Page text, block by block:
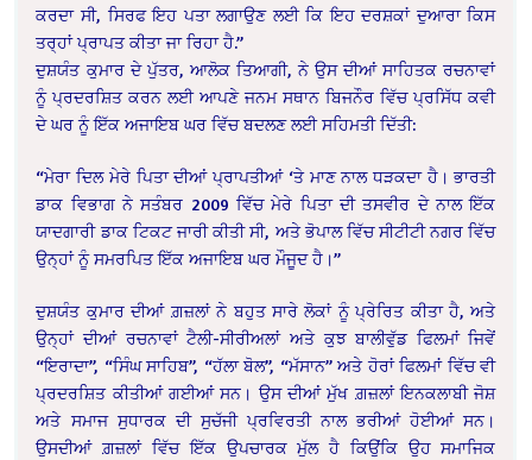
ਕਰਦਾ ਸੀ, ਸਿਰਫ ਇਹ ਪਤਾ ਲਗਾਉਣ ਲਈ ਕਿ ਇਹ ਦਰਸ਼ਕਾਂ ਦੁਆਰਾ ਕਿਸ
ਤਰ੍ਹਾਂ ਪ੍ਰਾਪਤ ਕੀਤਾ ਜਾ ਰਿਹਾ ਹੈ.”
ਦੁਸ਼ਯੰਤ ਕੁਮਾਰ ਦੇ ਪੁੱਤਰ, ਆਲੋਕ ਤਿਆਗੀ, ਨੇ ਉਸ ਦੀਆਂ ਸਾਹਿਤਕ ਰਚਨਾਵਾਂ
ਨੂੰ ਪ੍ਰਦਰਸ਼ਿਤ ਕਰਨ ਲਈ ਆਪਣੇ ਜਨਮ ਸਥਾਨ ਬਿਜਨੌਰ ਵਿੱਚ ਪ੍ਰਸਿੱਧ ਕਵੀ
ਦੇ ਘਰ ਨੂੰ ਇੱਕ ਅਜਾਇਬ ਘਰ ਵਿੱਚ ਬਦਲਣ ਲਈ ਸਹਿਮਤੀ ਦਿੱਤੀ:
“ਮੇਰਾ ਦਿਲ ਮੇਰੇ ਪਿਤਾ ਦੀਆਂ ਪ੍ਰਾਪਤੀਆਂ ‘ਤੇ ਮਾਣ ਨਾਲ ਧੜਕਦਾ ਹੈ। ਭਾਰਤੀ
ਡਾਕ ਵਿਭਾਗ ਨੇ ਸਤੰਬਰ 2009 ਵਿੱਚ ਮੇਰੇ ਪਿਤਾ ਦੀ ਤਸਵੀਰ ਦੇ ਨਾਲ ਇੱਕ
ਯਾਦਗਾਰੀ ਡਾਕ ਟਿਕਟ ਜਾਰੀ ਕੀਤੀ ਸੀ, ਅਤੇ ਭੋਪਾਲ ਵਿੱਚ ਸੀਟੀਟੀ ਨਗਰ ਵਿੱਚ
ਉਨ੍ਹਾਂ ਨੂੰ ਸਮਰਪਿਤ ਇੱਕ ਅਜਾਇਬ ਘਰ ਮੌਜੂਦ ਹੈ।”
ਦੁਸ਼ਯੰਤ ਕੁਮਾਰ ਦੀਆਂ ਗ਼ਜ਼ਲਾਂ ਨੇ ਬਹੁਤ ਸਾਰੇ ਲੋਕਾਂ ਨੂੰ ਪ੍ਰੇਰਿਤ ਕੀਤਾ ਹੈ, ਅਤੇ
ਉਨ੍ਹਾਂ ਦੀਆਂ ਰਚਨਾਵਾਂ ਟੈਲੀ-ਸੀਰੀਅਲਾਂ ਅਤੇ ਕੁਝ ਬਾਲੀਵੁੱਡ ਫਿਲਮਾਂ ਜਿਵੇਂ
“ਇਰਾਦਾ”, “ਸਿੰਘ ਸਾਹਿਬ”, “ਹੱਲਾ ਬੋਲ”, “ਮੱਸਾਨ” ਅਤੇ ਹੋਰਾਂ ਫਿਲਮਾਂ ਵਿੱਚ ਵੀ
ਪ੍ਰਦਰਸ਼ਿਤ ਕੀਤੀਆਂ ਗਈਆਂ ਸਨ। ਉਸ ਦੀਆਂ ਮੁੱਖ ਗ਼ਜ਼ਲਾਂ ਇਨਕਲਾਬੀ ਜੋਸ਼
ਅਤੇ ਸਮਾਜ ਸੁਧਾਰਕ ਦੀ ਸੁਚੱਜੀ ਪ੍ਰਵਿਰਤੀ ਨਾਲ ਭਰੀਆਂ ਹੋਈਆਂ ਸਨ।
ਉਸਦੀਆਂ ਗ਼ਜ਼ਲਾਂ ਵਿੱਚ ਇੱਕ ਉਪਚਾਰਕ ਮੁੱਲ ਹੈ ਕਿਉਂਕਿ ਉਹ ਸਮਾਜਿਕ